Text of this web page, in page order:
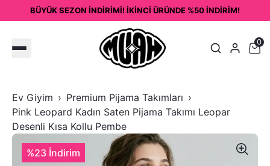
BÜYÜK SEZON İNDİRİMİ! İKİNCİ ÜRÜNDE %50 İNDİRİM!
0
Ev Giyim
Premium Pijama Takımları
Pink Leopard Kadın Saten Pijama Takımı Leopar
Desenli Kısa Kollu Pembe
%23 İndirim